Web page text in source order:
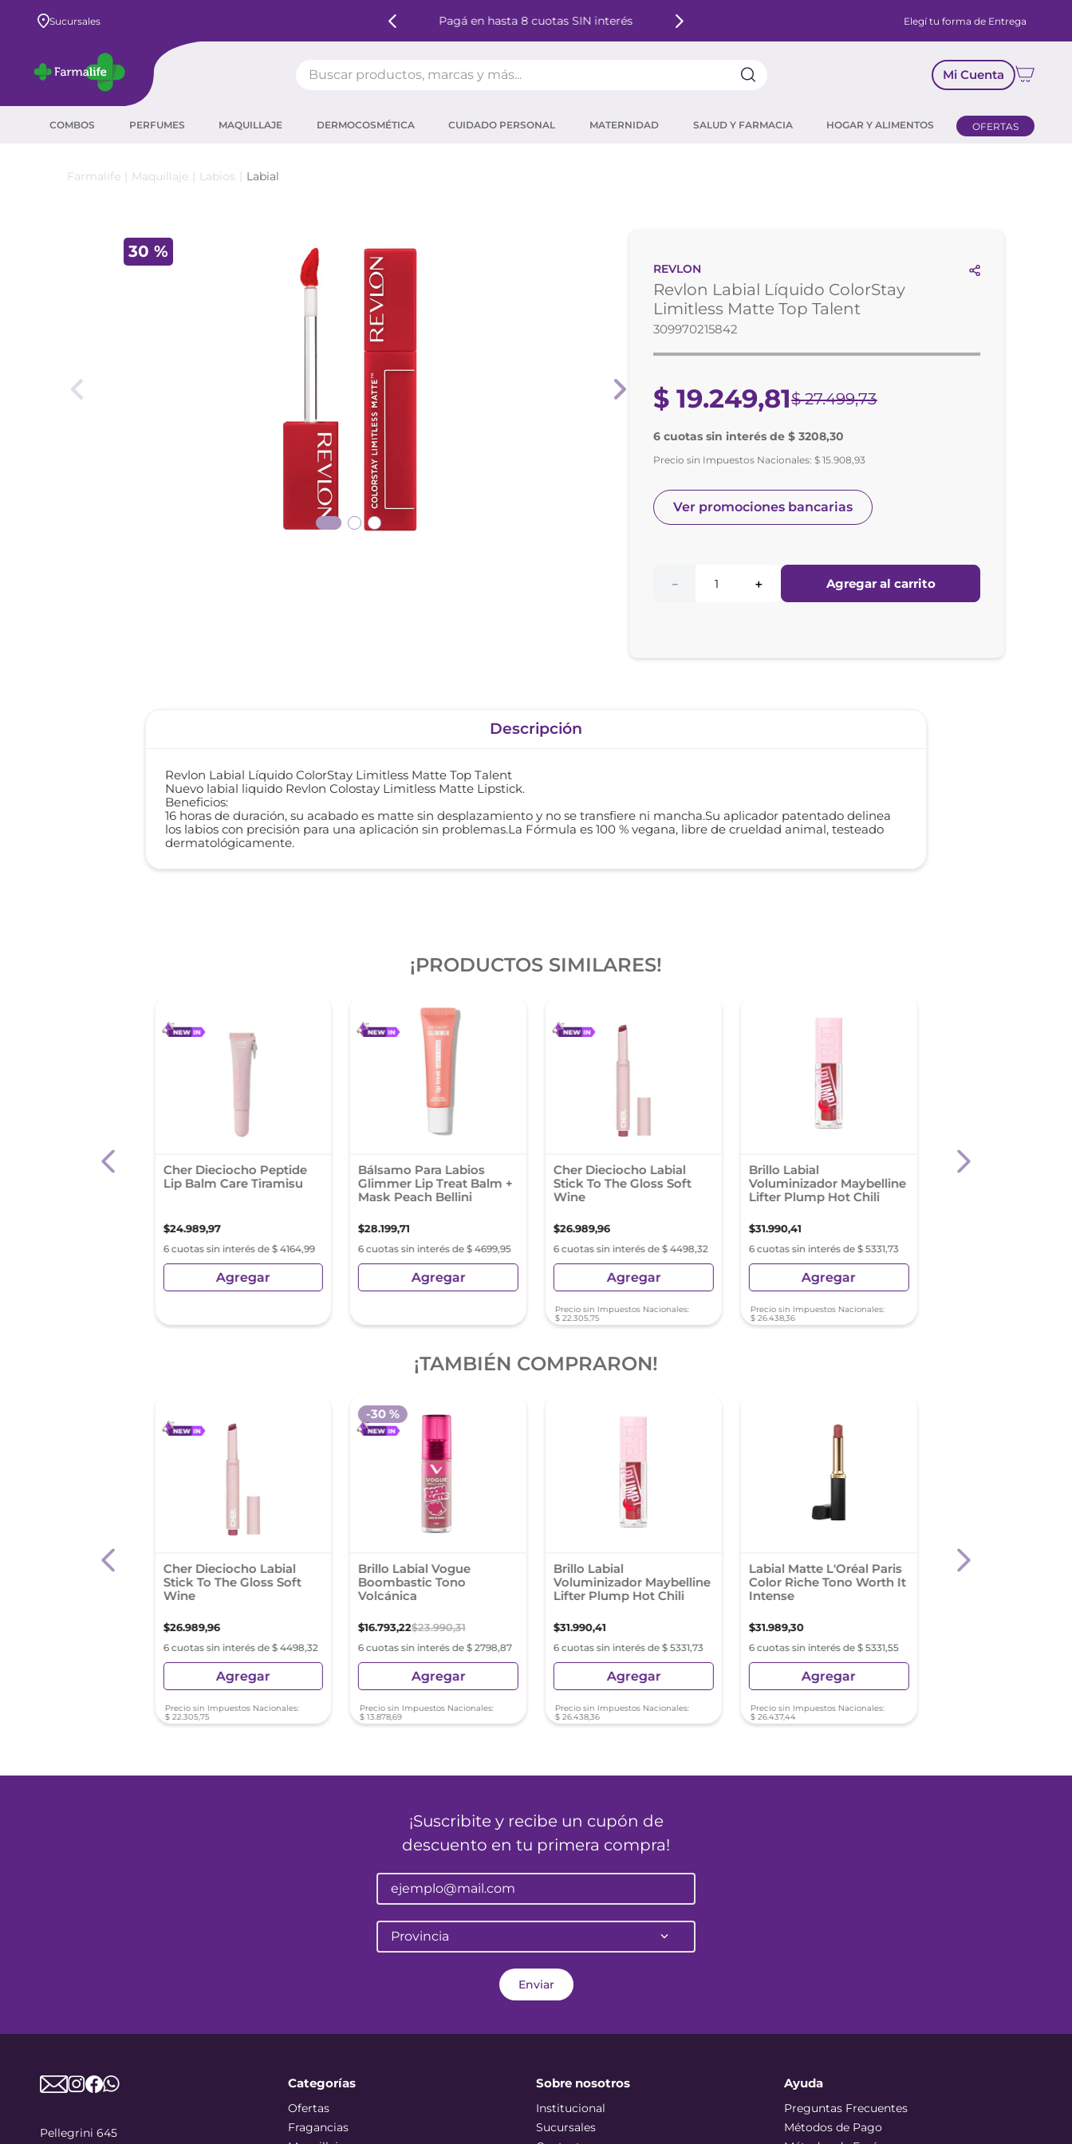
Sucursales Pagá en hasta 8 cuotas SIN interés Elegí tu forma de Entrega
Mi Cuenta
COMBOS PERFUMES MAQUILLAJE DERMOCOSMÉTICA CUIDADO PERSONAL MATERNIDAD SALUD Y FARMACIA HOGAR Y ALIMENTOS OFERTAS
Maquillaje Labios Labial
30 %
REVLON
Revlon Labial Líquido ColorStay
Limitless Matte Top Talent
309970215842
$ 19.249,81$ 27.499,73
6 cuotas sin interés de $ 3208,30
Precio sin Impuestos Nacionales:$ 15.908,93
Ver promociones bancarias
＋
－ Agregar al carrito
Descripción
Revlon Labial Líquido ColorStay Limitless Matte Top Talent
Nuevo labial liquido Revlon Colostay Limitless Matte Lipstick.
Beneficios:
16 horas de duración, su acabado es matte sin desplazamiento y no se transfiere ni mancha.Su aplicador patentado delinea
los labios con precisión para una aplicación sin problemas.La Fórmula es 100 % vegana, libre de crueldad animal, testeado
dermatológicamente.
¡PRODUCTOS SIMILARES!
Liquido Maybelline
Cher Dieciocho Peptide
Lip Balm Care Tiramisu
$24.989,97
6 cuotas sin interés de $ 4164,99
Agregar
Bálsamo Para Labios
Glimmer Lip Treat Balm +
Mask Peach Bellini
$28.199,71
6 cuotas sin interés de $ 4699,95
Agregar
Cher Dieciocho Labial
Stick To The Gloss Soft
Wine
$26.989,96
6 cuotas sin interés de $ 4498,32
Agregar
Precio sin Impuestos Nacionales:
$ 22.305,75
Brillo Labial
Voluminizador Maybelline
Lifter Plump Hot Chili
$31.990,41
6 cuotas sin interés de $ 5331,73
Agregar
Precio sin Impuestos Nacionales:
$ 26.438,36
Labial Matte L'Oréal
¡TAMBIÉN COMPRARON!
Liquido Maybelline
Cher Dieciocho Labial
Stick To The Gloss Soft
Wine
$26.989,96
6 cuotas sin interés de $ 4498,32
Agregar
Precio sin Impuestos Nacionales:
$ 22.305,75
Brillo Labial Vogue
Boombastic Tono
Volcánica
$16.793,22$23.990,31
6 cuotas sin interés de $ 2798,87
-30 %
Agregar
Precio sin Impuestos Nacionales:
$ 13.878,69
Brillo Labial
Voluminizador Maybelline
Lifter Plump Hot Chili
$31.990,41
6 cuotas sin interés de $ 5331,73
Agregar
Precio sin Impuestos Nacionales:
$ 26.438,36
Labial Matte L'Oréal Paris
Color Riche Tono Worth It
Intense
$31.989,30
6 cuotas sin interés de $ 5331,55
Agregar
Precio sin Impuestos Nacionales:
$ 26.437,44
Revlon Super
¡Suscribite y recibe un cupón de
descuento en tu primera compra!
Provincia
Enviar
Pellegrini 645
Categorías
Ofertas
Fragancias
Sobre nosotros
Institucional
Sucursales
Ayuda
Preguntas Frecuentes
Métodos de Pago
proteina
agua micelar
corrector
mascara pestañas